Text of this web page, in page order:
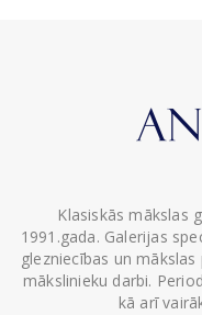
Klasiskās mākslas
1991.gada. Galerijas
glezniecības un
mākslinieku darbi.
kā arī